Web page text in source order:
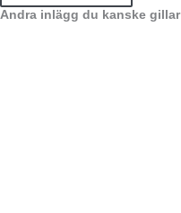
Andra inlägg du kanske gillar